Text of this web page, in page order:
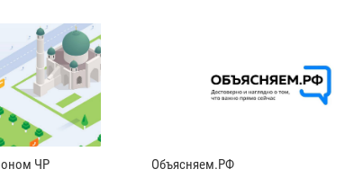
ЧР Объясняем.РФ